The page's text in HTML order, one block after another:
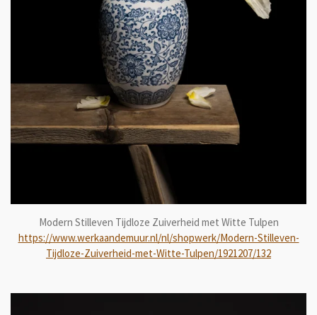
Modern Stilleven Tijdloze Zuiverheid met Witte Tulpen
https://www.werkaandemuur.nl/nl/shopwerk/Modern-Stilleven-
Tijdloze-Zuiverheid-met-Witte-Tulpen/1921207/132